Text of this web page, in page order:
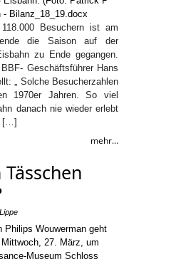
Besuchern ist am
die Saison auf der
zu Ende gegangen.
Geschäftsführer Hans
„ Solche Besucherzahlen
1970er Jahren. So viel
danach nie wieder erlebt
[…]
mehr...